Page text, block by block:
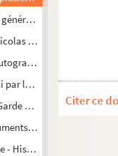
des anciennes
Edme - Lettre
le maire de Toucy, à
Nationale décerné à
Leblanc-Duvernoy
- Histoire et généalogie
Citer ce